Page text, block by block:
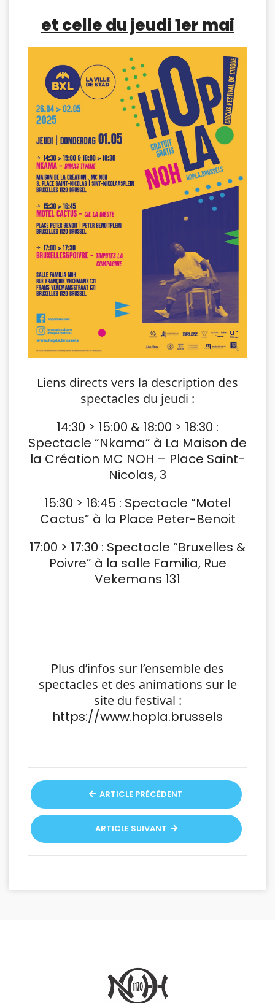
et celle du jeudi 1er mai
Liens directs vers la description des
spectacles du jeudi :
14:30 > 15:00 & 18:00 > 18:30 :
Spectacle “Nkama” à La Maison de
la Création MC NOH – Place Saint-
Nicolas, 3
15:30 > 16:45 : Spectacle “Motel
Cactus” à la Place Peter-Benoit
17:00 > 17:30 : Spectacle “Bruxelles &
Poivre” à la salle Familia, Rue
Vekemans 131
Plus d’infos sur l’ensemble des
spectacles et des animations sur le
site du festival :
https://www.hopla.brussels
ARTICLE PRÉCÉDENT
ARTICLE SUIVANT